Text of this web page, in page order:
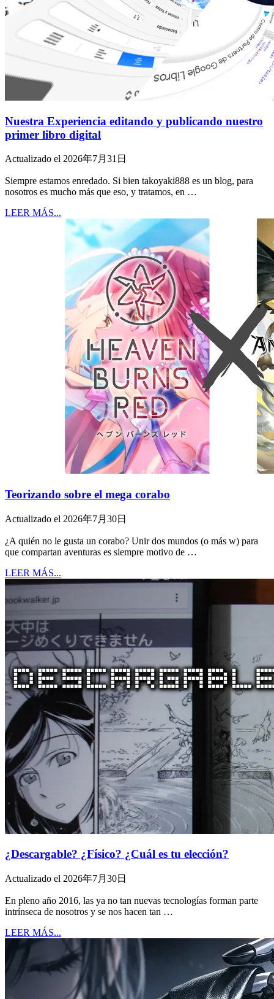
Nuestra Experiencia editando y publicando nuestro
primer libro digital
Actualizado el 2026年7月31日
Siempre estamos enredado. Si bien takoyaki888 es un blog, para
nosotros es mucho más que eso, y tratamos, en …
LEER MÁS...
Teorizando sobre el mega corabo
Actualizado el 2026年7月30日
¿A quién no le gusta un corabo? Unir dos mundos (o más w) para
que compartan aventuras es siempre motivo de …
LEER MÁS...
¿Descargable? ¿Físico? ¿Cuál es tu elección?
Actualizado el 2026年7月30日
En pleno año 2016, las ya no tan nuevas tecnologías forman parte
intrínseca de nosotros y se nos hacen tan …
LEER MÁS...